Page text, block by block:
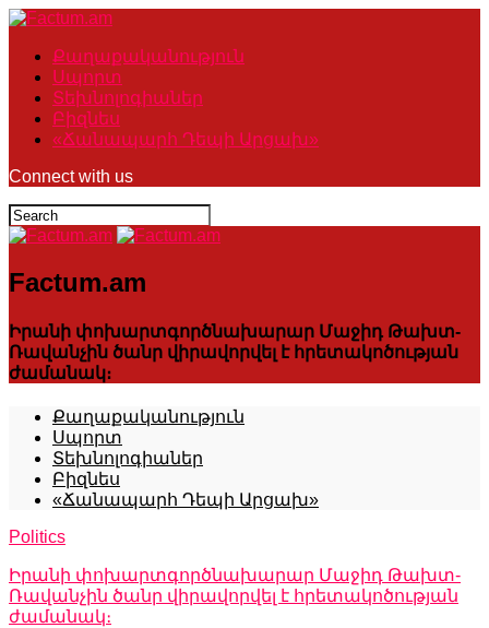
Քաղաքականություն
Սպորտ
Տեխնոլոգիաներ
Բիզնես
«Ճանապարհ Դեպի Արցախ»
Connect with us
Factum.am
Իրանի փոխարտգործնախարար Մաջիդ Թախտ-
Ռավանչին ծանր վիրավորվել է հրետակոծության
ժամանակ։
Քաղաքականություն
Սպորտ
Տեխնոլոգիաներ
Բիզնես
«Ճանապարհ Դեպի Արցախ»
Politics
Իրանի փոխարտգործնախարար Մաջիդ Թախտ-
Ռավանչին ծանր վիրավորվել է հրետակոծության
ժամանակ։